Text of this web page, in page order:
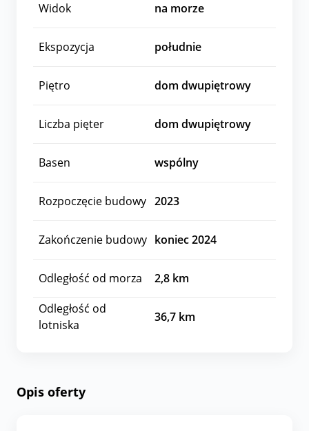
Widok na morze
Ekspozycja południe
Piętro dom dwupiętrowy
Liczba pięter dom dwupiętrowy
Basen wspólny
Rozpoczęcie budowy 2023
Zakończenie budowy koniec 2024
Odległość od morza 2,8 km
Odległość od
lotniska
36,7 km
Opis oferty